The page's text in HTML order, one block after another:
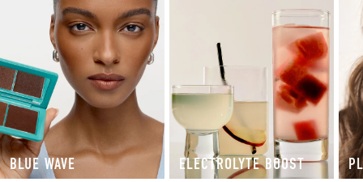
BLUE WAVE ELECTROLYTE BOOST